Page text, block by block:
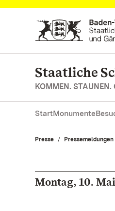
Zum Hauptinhalt springen
Staatliche
KOMMEN. STAUNEN.
StartMonumente
Presse Pressemeldungen
Montag, 10.